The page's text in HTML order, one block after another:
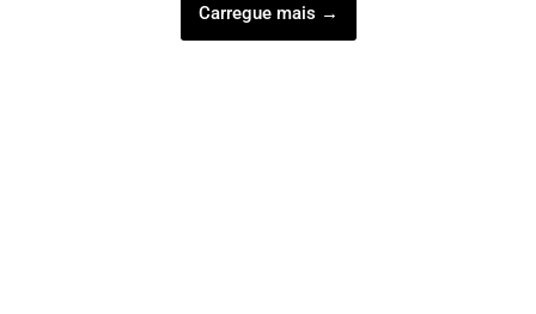
Carregue mais →